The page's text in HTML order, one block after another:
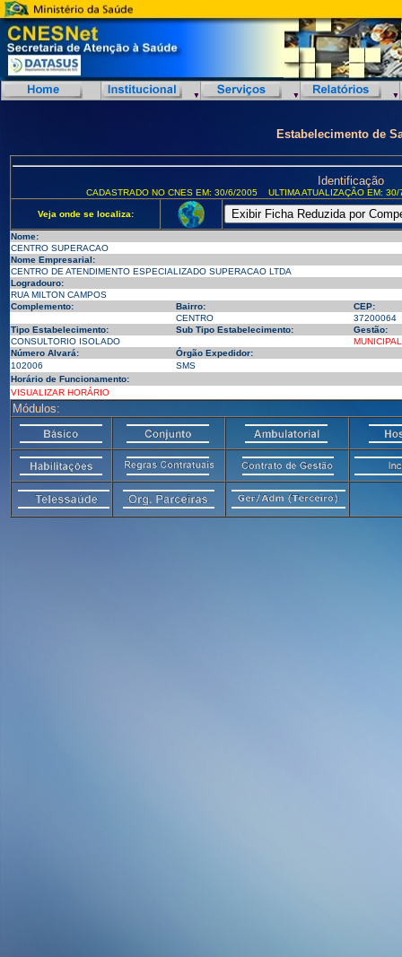
Estabelecimento de
Identificação
CADASTRADO NO CNES EM: 30/6/2005 ULTIMA ATUALIZAÇÃO EM:
Veja onde se localiza:
Nome:
CENTRO SUPERACAO
Nome Empresarial:
CENTRO DE ATENDIMENTO ESPECIALIZADO SUPERACAO LTDA
Logradouro:
RUA MILTON CAMPOS
Complemento:
Bairro:
CEP:
CENTRO
37200064
Tipo Estabelecimento:
Sub Tipo Estabelecimento:
Gestão:
CONSULTORIO ISOLADO
MUNICIPAL
Número Alvará:
Órgão Expedidor:
102006
SMS
Horário de Funcionamento:
VISUALIZAR HORÁRIO
Módulos: